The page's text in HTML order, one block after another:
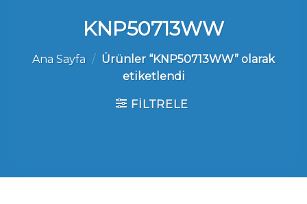
KNP50713WW
Ana Sayfa / Ürünler “KNP50713WW” olarak
etiketlendi
FILTRELE